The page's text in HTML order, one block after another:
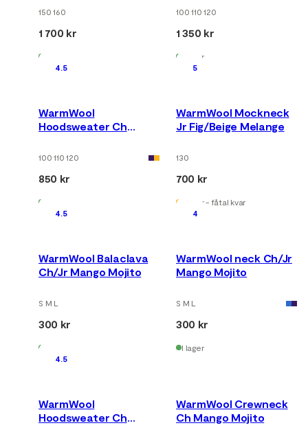
150 160
1 700 kr
100 110 120
1 350 kr
I lager
4.5
WarmWool
Hoodsweater Ch
100 110 120
850 kr
5
WarmWool Mockneck
Jr Fig/Beige Melange
130
700 kr
I lager - fåtal kvar
4.5
WarmWool Balaclava
Ch/Jr Mango Mojito
S M L
300 kr
4
WarmWool neck Ch/Jr
Mango Mojito
S M L
300 kr
I lager
4.5
WarmWool
Hoodsweater Ch
WarmWool Crewneck
Ch Mango Mojito